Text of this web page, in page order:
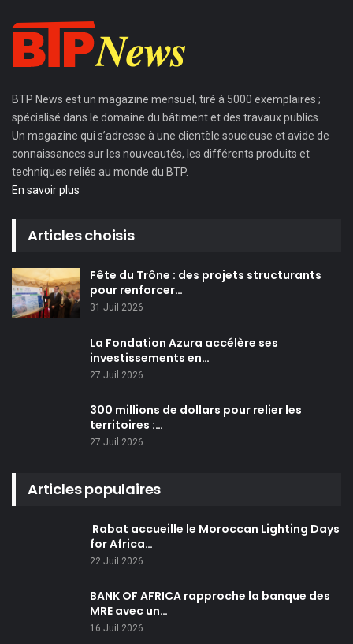
BTP News est un magazine mensuel, tiré à 5000 exemplaires ;
spécialisé dans le domaine du bâtiment et des travaux publics.
Un magazine qui s’adresse à une clientèle soucieuse et avide de
connaissances sur les nouveautés, les différents produits et
techniques reliés au monde du BTP.
En savoir plus
Articles choisis
Fête du Trône : des projets structurants
pour renforcer…
31 Juil 2026
La Fondation Azura accélère ses
investissements en…
27 Juil 2026
300 millions de dollars pour relier les
territoires :…
27 Juil 2026
Articles populaires
Rabat accueille le Moroccan Lighting Days
for Africa…
22 Juil 2026
BANK OF AFRICA rapproche la banque des
MRE avec un…
16 Juil 2026